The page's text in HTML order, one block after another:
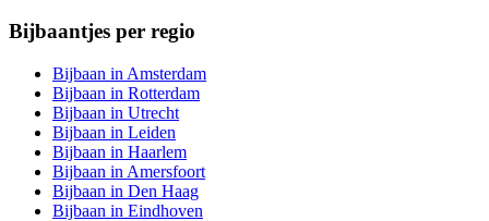
Bijbaantjes per regio
Bijbaan in Amsterdam
Bijbaan in Rotterdam
Bijbaan in Utrecht
Bijbaan in Leiden
Bijbaan in Haarlem
Bijbaan in Amersfoort
Bijbaan in Den Haag
Bijbaan in Eindhoven